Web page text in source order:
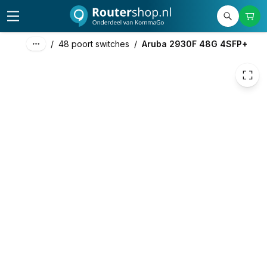
/ 48 poort switches / Aruba 2930F 48G 4SFP+
1.836,00 excl. btw
2.221,56 incl. btw